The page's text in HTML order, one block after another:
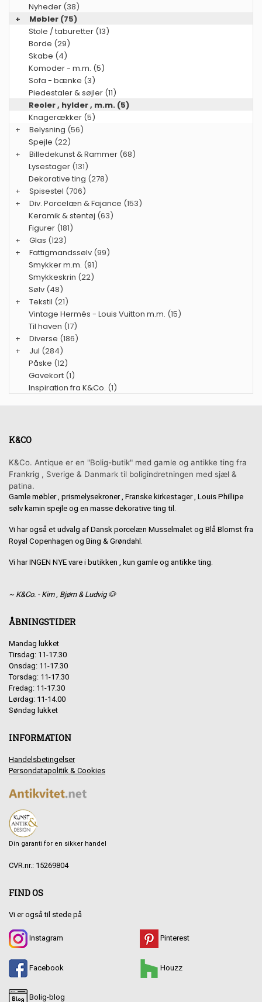
Nyheder (38)
+
Møbler (75)
Stole / taburetter (13)
Borde (29)
Skabe (4)
Komoder - m.m. (5)
Sofa - bænke (3)
Piedestaler & søjler (11)
Reoler , hylder , m.m. (5)
Knagerækker (5)
+
Belysning (56)
Spejle (22)
+
Billedekunst & Rammer (68)
Lysestager (131)
Dekorative ting (278)
+
Spisestel (706)
+
Div. Porcelæn & Fajance (153)
Keramik & stentøj (63)
Figurer (181)
+
Glas (123)
+
Fattigmandssølv (99)
Smykker m.m. (91)
Smykkeskrin (22)
Sølv (48)
+
Tekstil (21)
Vintage Hermés - Louis Vuitton m.m. (15)
Til haven (17)
+
Diverse (186)
+
Jul (284)
Påske (12)
Gavekort (1)
Inspiration fra K&Co. (1)
K&CO
K&Co. Antique er en "Bolig-butik" med gamle og antikke ting fra
Frankrig , Sverige & Danmark til boligindretningen med sjæl &
patina.
Gamle møbler , prismelysekroner , Franske kirkestager , Louis Phillipe
sølv kamin spejle og en masse dekorative ting til.
Vi har også et udvalg af Dansk porcelæn Musselmalet og Blå Blomst fra
Royal Copenhagen og Bing & Grøndahl.
Vi har INGEN NYE vare i butikken , kun gamle og antikke ting.
~ K&Co. - Kim , Bjørn & Ludvig 🐶
ÅBNINGSTIDER
Mandag lukket
Tirsdag: 11-17.30
Onsdag: 11-17.30
Torsdag: 11-17.30
Fredag: 11-17.30
Lørdag: 11-14.00
Søndag lukket
INFORMATION
Handelsbetingelser
Persondatapolitik & Cookies
Din garanti for en sikker handel
CVR.nr.: 15269804
FIND OS
Vi er også til stede på
Instagram
Facebook
Bolig-blog
Pinterest
Houzz